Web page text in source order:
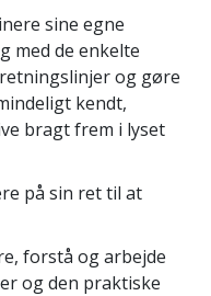
sine egne
med de enkelte
og gøre
kendt,
bragt frem i lyset
på sin ret til at
forstå og arbejde
og den praktiske